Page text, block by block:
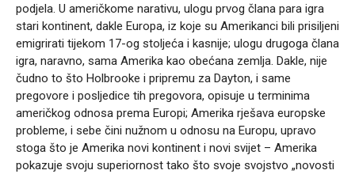
podjela. U američkome narativu, ulogu prvog člana para igra
stari kontinent, dakle Europa, iz koje su Amerikanci bili prisiljeni
emigrirati tijekom 17-og stoljeća i kasnije; ulogu drugoga člana
igra, naravno, sama Amerika kao obećana zemlja. Dakle, nije
čudno to što Holbrooke i pripremu za Dayton, i same
pregovore i posljedice tih pregovora, opisuje u terminima
američkog odnosa prema Europi; Amerika rješava europske
probleme, i sebe čini nužnom u odnosu na Europu, upravo
stoga što je Amerika novi kontinent i novi svijet – Amerika
pokazuje svoju superiornost tako što svoje svojstvo „novosti